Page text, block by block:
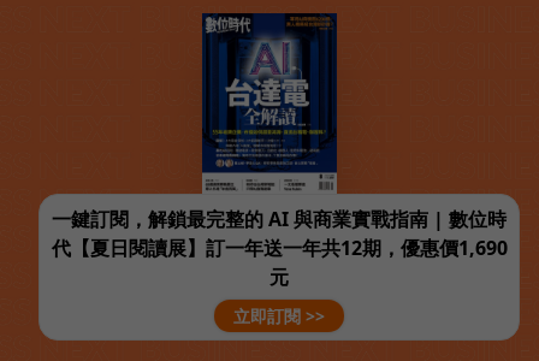
一鍵訂閱，解鎖最完整的 AI 與商業實戰指南 | 數位時
代【夏日閱讀展】訂一年送一年共12期，優惠價1,690
元
立即訂閱 >>